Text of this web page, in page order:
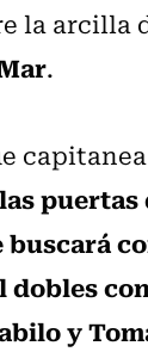
la arcilla
.
capitanea
buscará
dobles
y